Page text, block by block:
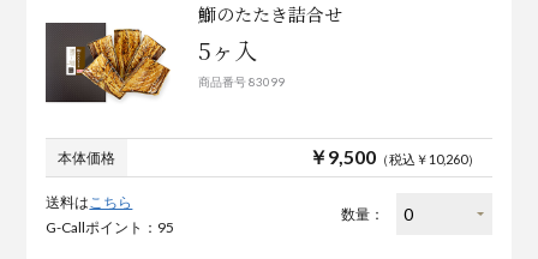
鰤のたたき詰合せ
5ヶ入
商品番号 83099
本体価格 ￥9,500（税込￥10,260）
送料は こちら
G-Callポイント：95
数量：